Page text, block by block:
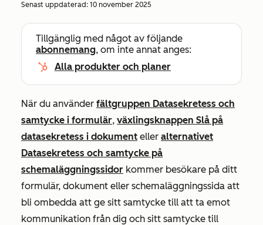
Senast uppdaterad: 10 november 2025
Tillgänglig med något av följande
abonnemang, om inte annat anges:
Alla produkter och planer
När du använder fältgruppen Datasekretess och
samtycke i formulär, växlingsknappen Slå på
datasekretess i dokument eller alternativet
Datasekretess och samtycke på
schemaläggningssidor kommer besökare på ditt
formulär, dokument eller schemaläggningssida att
bli ombedda att ge sitt samtycke till att ta emot
kommunikation från dig och sitt samtycke till